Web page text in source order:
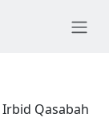
Irbid Qasabah